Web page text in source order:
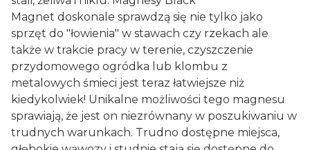
Magnet doskonale sprawdzą się nie tylko jako
sprzęt do "łowienia" w stawach czy rzekach ale
także w trakcie pracy w terenie, czyszczenie
przydomowego ogródka lub klombu z
metalowych śmieci jest teraz łatwiejsze niż
kiedykolwiek! Unikalne możliwości tego magnesu
sprawiają, że jest on niezrównany w poszukiwaniu w
trudnych warunkach. Trudno dostępne miejsca,